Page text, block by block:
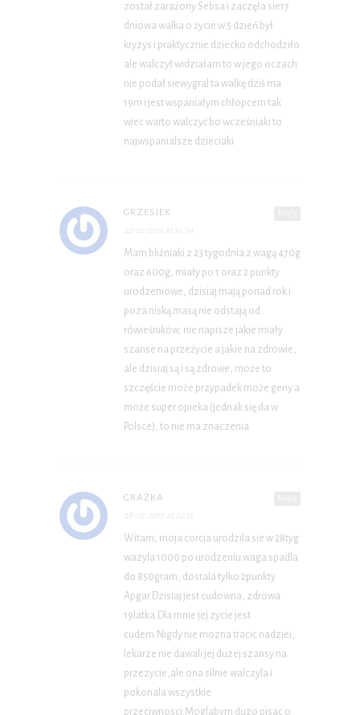
został zarażony Sebsa i zaczęła sie17
dniowa walka o życie w 5 dzień był
kryzys i praktycznie dziecko odchodziło
ale walczył widziałam to w jego oczach
nie podał siewygral ta walkę dziś ma
19m i jest wspaniałym chłopcem tak
wiec warto walczyć bo wcześniaki to
najwspanialsze dzieciaki
GRZESIEK
Mam bliźniaki z 23 tygodnia z wagą 470g
oraz 600g, miały po 1 oraz 2 punkty
urodzeniowe, dzisiaj mają ponad rok i
poza niską masą nie odstają od
rówieśników, nie napisze jakie miały
szanse na przeżycie a jakie na zdrowie,
ale dzisiaj są i są zdrowe, może to
szczęście może przypadek może geny a
może super opieka (jednak się da w
Polsce), to nie ma znaczenia
GRAŻKA
Witam, moja corcia urodzila sie w 28tyg
wazyla 1000 po urodzeniu waga spadla
do 850gram, dostala tylko 2punkty
Apgar.Dzisiaj jest cudowna, zdrowa
19latka.Dla mnie jej zycie jest
cudem.Nigdy nie mozna tracic nadziei,
lekarze nie dawali jej duzej szansy na
przezycie,ale ona silnie walczyla i
pokonala wszystkie
przeciwnosci.Moglabym duzo pisac o